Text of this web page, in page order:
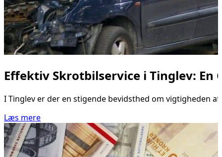
Effektiv Skrotbilservice i Tinglev:
I Tinglev er der en stigende bevidsthed om vigtigheden
Læs mere